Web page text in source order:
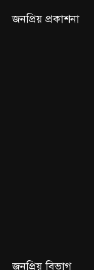
জনপ্রিয় প্রকাশনা
জনপ্রিয় বিভাগ